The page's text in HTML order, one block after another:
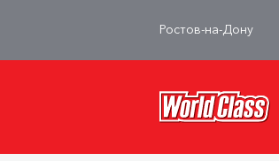
Ростов-на-Дону